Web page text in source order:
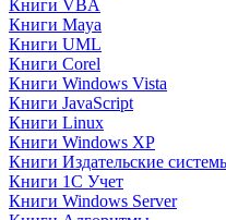
Книги VBA
Книги Maya
Книги UML
Книги Corel
Книги Windows Vista
Книги JavaScript
Книги Linux
Книги Windows XP
Книги Издательские
Книги 1C Учет
Книги Windows Server